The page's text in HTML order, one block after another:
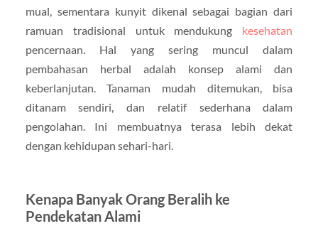
mual, sementara kunyit dikenal sebagai bagian dari
ramuan tradisional untuk mendukung kesehatan
pencernaan. Hal yang sering muncul dalam
pembahasan herbal adalah konsep alami dan
keberlanjutan. Tanaman mudah ditemukan, bisa
ditanam sendiri, dan relatif sederhana dalam
pengolahan. Ini membuatnya terasa lebih dekat
dengan kehidupan sehari-hari.
Kenapa Banyak Orang Beralih ke
Pendekatan Alami